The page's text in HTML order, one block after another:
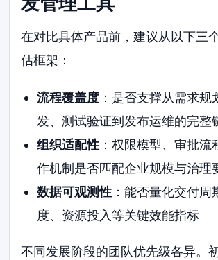
在对比具体产品前，建议从以下三
估框架：
流程覆盖度：是否支撑从需求规
发、测试验证到发布运维的完整
组织适配性：权限模型、审批流
作机制是否匹配企业规模与治理
数据可观测性：能否量化交付周
度、资源投入等关键效能指标
不同发展阶段的团队优先级各异。